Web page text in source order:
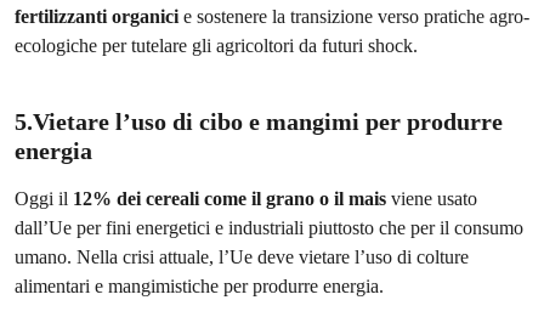
fertilizzanti organicie sostenere la transizione verso pratiche agro-
ecologiche per tutelare gli agricoltori da futuri shock.
5.Vietare l’uso di cibo e mangimi per produrre
energia
Oggi il 12% dei cereali come il grano o il mais viene usato
dall’Ue per fini energetici e industriali piuttosto che per il consumo
umano. Nella crisi attuale, l’Ue deve vietare l’uso di colture
alimentari e mangimistiche per produrre energia.